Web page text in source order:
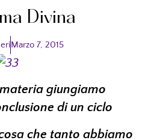
Divina
Marzo 7, 2015
giungiamo
di un ciclo
che tanto abbiamo